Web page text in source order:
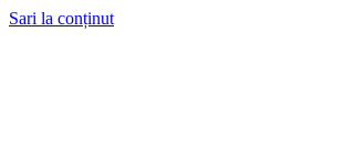
Sari la conținut